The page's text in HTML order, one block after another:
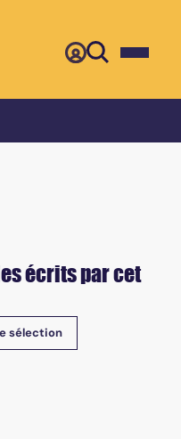
écrits par cet
sélection